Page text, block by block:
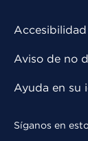
Accesibilidad
Aviso de no
Ayuda en su
Síganos en